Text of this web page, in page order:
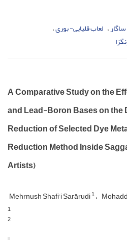
لعاب قلیایی- بوری
A Comparative Study on the
and Lead-Boron Bases on the
Reduction of Selected Dye
Reduction Method Inside
Artists)
Mehrnush Shafi’i Sarārudi1
1
2